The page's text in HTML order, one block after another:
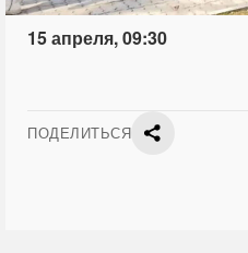
15 апреля, 09:30
ПОДЕЛИТЬСЯ